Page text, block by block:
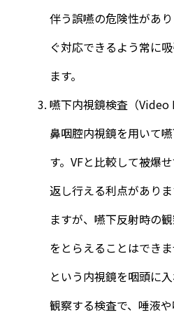
伴う誤嚥の危険性があ
ぐ対応できるよう常に
ます。
嚥下内視鏡検査（Video
鼻咽腔内視鏡を用いて
す。VFと比較して被爆
返し行える利点があり
ますが、嚥下反射時の
をとらえることはでき
という内視鏡を咽頭に
観察する検査で、唾液